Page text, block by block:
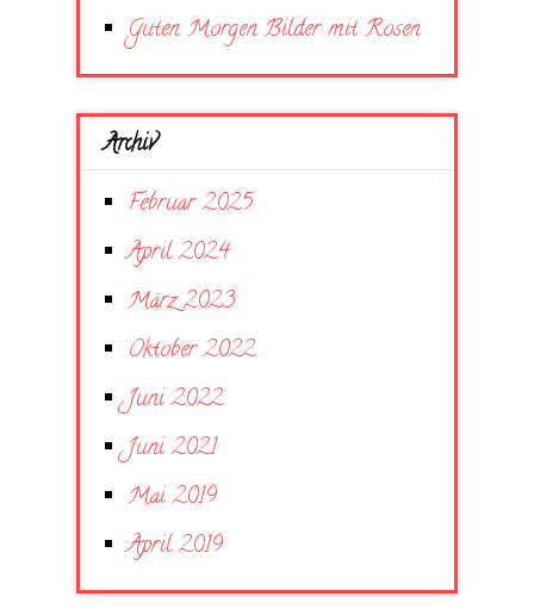
Guten Morgen Bilder mit Rosen
Archiv
Februar 2025
April 2024
März 2023
Oktober 2022
Juni 2022
Juni 2021
Mai 2019
April 2019